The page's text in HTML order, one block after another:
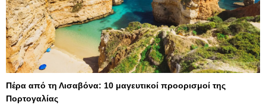
Πέρα από τη Λισαβόνα: 10 μαγευτικοί προορισμοί της
Πορτογαλίας